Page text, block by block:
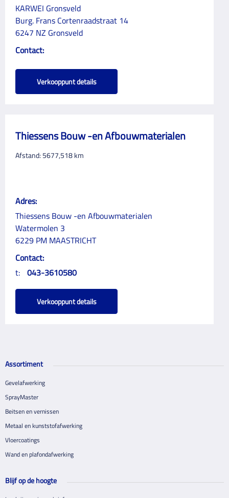
KARWEI Gronsveld
Burg. Frans Cortenraadstraat 14
6247 NZ Gronsveld
Contact:
Verkooppunt details
Thiessens Bouw -en Afbouwmaterialen
Afstand: 5677,518km
Adres:
Thiessens Bouw -en Afbouwmaterialen
Watermolen 3
6229 PM MAASTRICHT
Contact:
t: 043-3610580
Verkooppunt details
Assortiment
Gevelafwerking
SprayMaster
Beitsen en vernissen
Metaal en kunststofafwerking
Vloercoatings
Wand en plafondafwerking
Blijf op de hoogte